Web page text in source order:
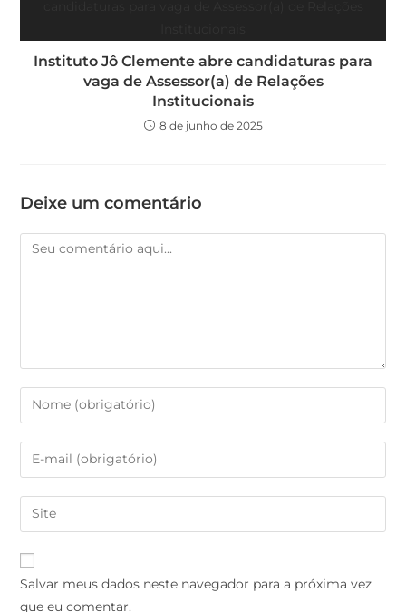
Instituto Jô Clemente abre candidaturas para
vaga de Assessor(a) de Relações
Institucionais
8 de junho de 2025
Deixe um comentário
Salvar meus dados neste navegador para a próxima vez
que eu comentar.